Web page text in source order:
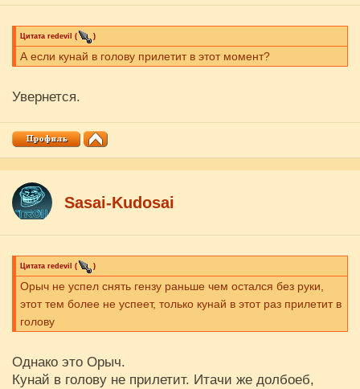
Цитата redevil ( )
А если кунай в голову прилетит в этот момент?
Увернется.
Sasai-Kudosai
Цитата redevil ( )
Орыч не успел снять гензу раньше чем остался без руки,
этот тем более не успеет, только кунай в этот раз прилетит в
голову
Однако это Орыч.
Кунай в голову не прилетит. Итачи же долбоеб,